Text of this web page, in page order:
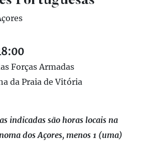
Forças Armadas
da Praia de Vitória
indicadas são horas locais na
dos Açores, menos 1 (uma)